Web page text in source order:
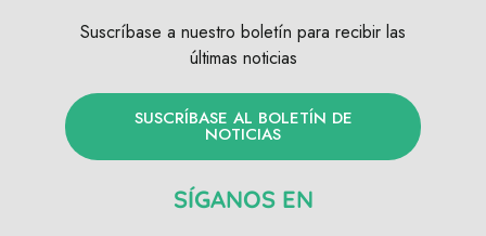
Suscríbase a nuestro boletín para recibir las
últimas noticias
SUSCRÍBASE AL BOLETÍN DE
NOTICIAS
SÍGANOS EN